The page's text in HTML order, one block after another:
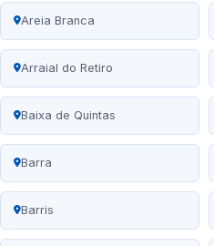
Areia Branca
Arraial do Retiro
Baixa de Quintas
Barra
Barris